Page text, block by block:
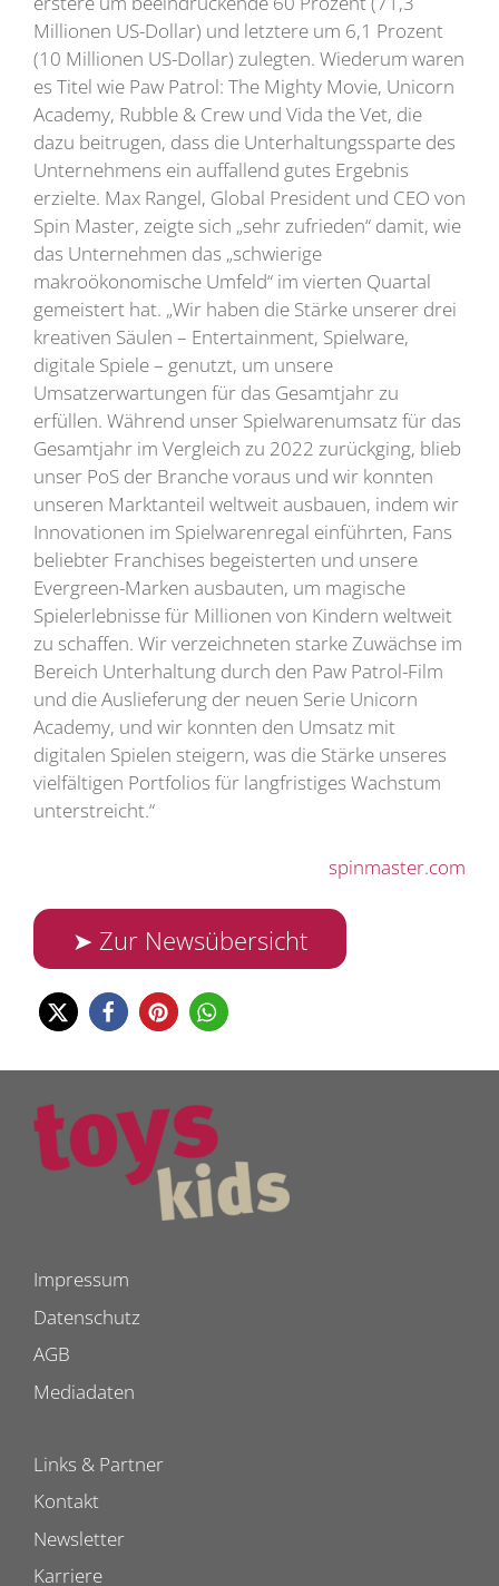
Millionen US-Dollar) und letztere um 6,1 Prozent
(10 Millionen US-Dollar) zulegten. Wiederum waren
es Titel wie Paw Patrol: The Mighty Movie, Unicorn
Academy, Rubble & Crew und Vida the Vet, die
dazu beitrugen, dass die Unterhaltungssparte des
Unternehmens ein auffallend gutes Ergebnis
erzielte. Max Rangel, Global President und CEO von
Spin Master, zeigte sich „sehr zufrieden“ damit, wie
das Unternehmen das „schwierige
makroökonomische Umfeld“ im vierten Quartal
gemeistert hat. „Wir haben die Stärke unserer drei
kreativen Säulen – Entertainment, Spielware,
digitale Spiele – genutzt, um unsere
Umsatzerwartungen für das Gesamtjahr zu
erfüllen. Während unser Spielwarenumsatz für das
Gesamtjahr im Vergleich zu 2022 zurückging, blieb
unser PoS der Branche voraus und wir konnten
unseren Marktanteil weltweit ausbauen, indem wir
Innovationen im Spielwarenregal einführten, Fans
beliebter Franchises begeisterten und unsere
Evergreen-Marken ausbauten, um magische
Spielerlebnisse für Millionen von Kindern weltweit
zu schaffen. Wir verzeichneten starke Zuwächse im
Bereich Unterhaltung durch den Paw Patrol-Film
und die Auslieferung der neuen Serie Unicorn
Academy, und wir konnten den Umsatz mit
digitalen Spielen steigern, was die Stärke unseres
vielfältigen Portfolios für langfristiges Wachstum
unterstreicht.“
spinmaster.com
➤ Zur Newsübersicht
Impressum
Datenschutz
AGB
Mediadaten
Links & Partner
Kontakt
Newsletter
Karriere